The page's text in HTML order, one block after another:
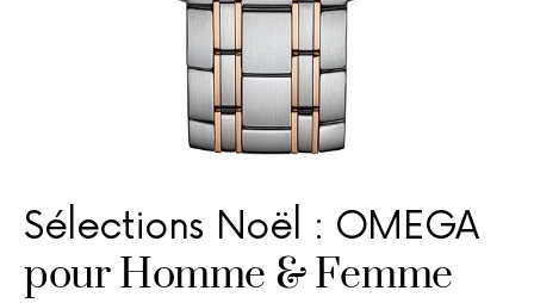
Sélections Noël : OMEGA
pour Homme & Femme